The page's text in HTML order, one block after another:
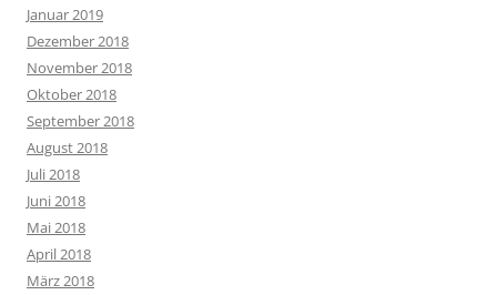
Januar 2019
Dezember 2018
November 2018
Oktober 2018
September 2018
August 2018
Juli 2018
Juni 2018
Mai 2018
April 2018
März 2018